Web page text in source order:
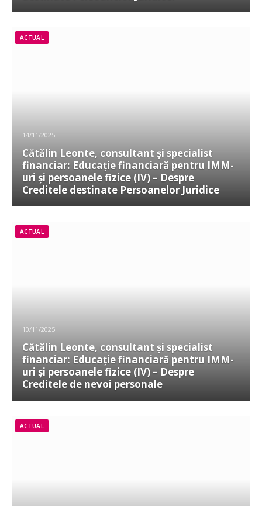
ACTUAL
14/11/2025
Cătălin Leonte, consultant și specialist
financiar: Educație financiară pentru IMM-
uri și persoanele fizice (IV) – Despre
Creditele destinate Persoanelor Juridice
ACTUAL
10/11/2025
Cătălin Leonte, consultant și specialist
financiar: Educație financiară pentru IMM-
uri și persoanele fizice (IV) – Despre
Creditele de nevoi personale
ACTUAL